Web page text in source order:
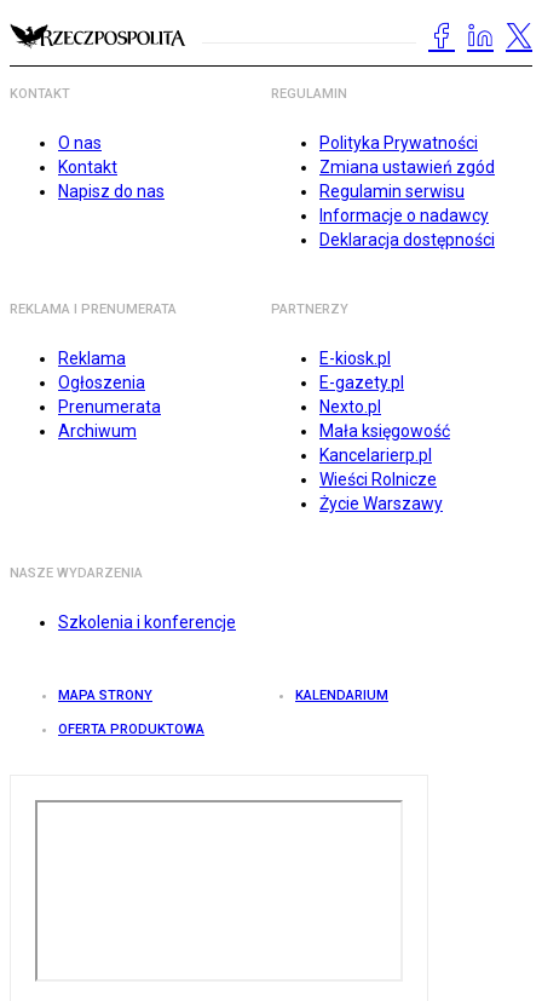
KONTAKT
O nas
Kontakt
Napisz do nas
REGULAMIN
Polityka Prywatności
Zmiana ustawień zgód
Regulamin serwisu
Informacje o nadawcy
Deklaracja dostępności
REKLAMA I PRENUMERATA
Reklama
Ogłoszenia
Prenumerata
Archiwum
PARTNERZY
E-kiosk.pl
E-gazety.pl
Nexto.pl
Mała księgowość
Kancelarierp.pl
Wieści Rolnicze
Życie Warszawy
NASZE WYDARZENIA
Szkolenia i konferencje
MAPA STRONY KALENDARIUM
OFERTA PRODUKTOWA